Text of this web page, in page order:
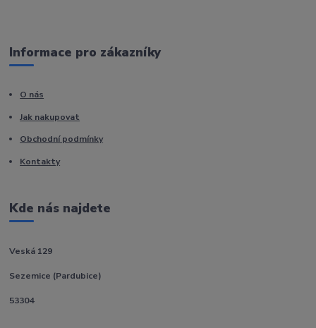
Informace pro zákazníky
O nás
Jak nakupovat
Obchodní podmínky
Kontakty
Kde nás najdete
Veská 129
Sezemice (Pardubice)
53304